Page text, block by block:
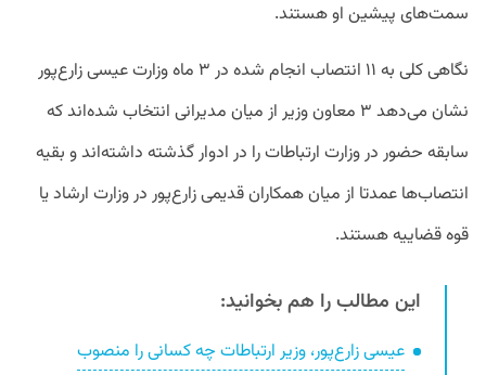
سمت‌های پیشین او هستند.
نگاهی کلی به ۱۱ انتصاب انجام شده در ۳ ماه وزارت عیسی زارع‌پور
نشان می‌دهد ۳ معاون وزیر از میان مدیرانی انتخاب شده‌اند که
سابقه حضور در وزارت ارتباطات را در ادوار گذشته داشته‌اند و بقیه
انتصاب‌ها عمدتا از میان همکاران قدیمی زارع‌پور در وزارت ارشاد یا
قوه قضاییه هستند.
این مطالب را هم بخوانید:
عیسی زارع‌پور، وزیر ارتباطات چه کسانی را منصوب